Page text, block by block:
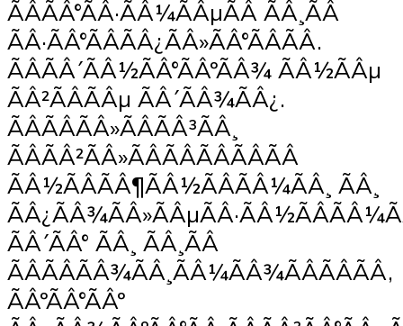
ÃÂÃÂ°ÃÂ·ÃÂ¼ÃÂµÃÂ ÃÂ¸ÃÂ
ÃÂ·ÃÂ°ÃÂÃÂ¿ÃÂ»ÃÂ°ÃÂÃÂ.
ÃÂÃÂ´ÃÂ½ÃÂ°ÃÂºÃÂ¾ ÃÂ½ÃÂµ
ÃÂ²ÃÂÃÂµ ÃÂ´ÃÂ¾ÃÂ¿.
ÃÂÃÂÃÂ»ÃÂÃÂ³ÃÂ¸
ÃÂÃÂ²ÃÂ»ÃÂÃÂÃÂÃÂÃÂ
ÃÂ½ÃÂÃÂ¶ÃÂ½ÃÂÃÂ¼ÃÂ¸ ÃÂ¸
ÃÂ´ÃÂ° ÃÂ¸ ÃÂ¸ÃÂ
ÃÂÃÂÃÂ¾ÃÂ¸ÃÂ¼ÃÂ¾ÃÂÃÂÃÂ,
ÃÂºÃÂ°ÃÂº